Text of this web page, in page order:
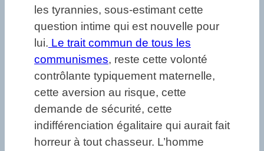
les tyrannies, sous-estimant cette
question intime qui est nouvelle pour
lui. Le trait commun de tous les
communismes, reste cette volonté
contrôlante typiquement maternelle,
cette aversion au risque, cette
demande de sécurité, cette
indifférenciation égalitaire qui aurait fait
horreur à tout chasseur. L’homme